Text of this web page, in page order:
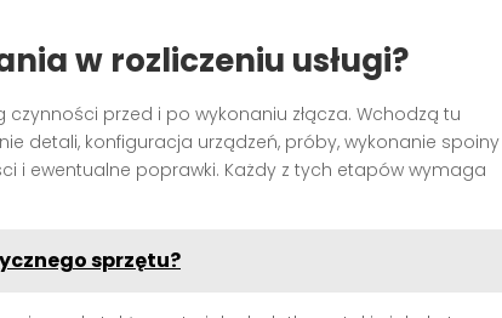
w rozliczeniu usługi?
czynności przed i po wykonaniu złącza. Wchodzą tu
detali, konfiguracja urządzeń, próby, wykonanie spoiny
i ewentualne poprawki. Każdy z tych etapów wymaga
sprzętu?